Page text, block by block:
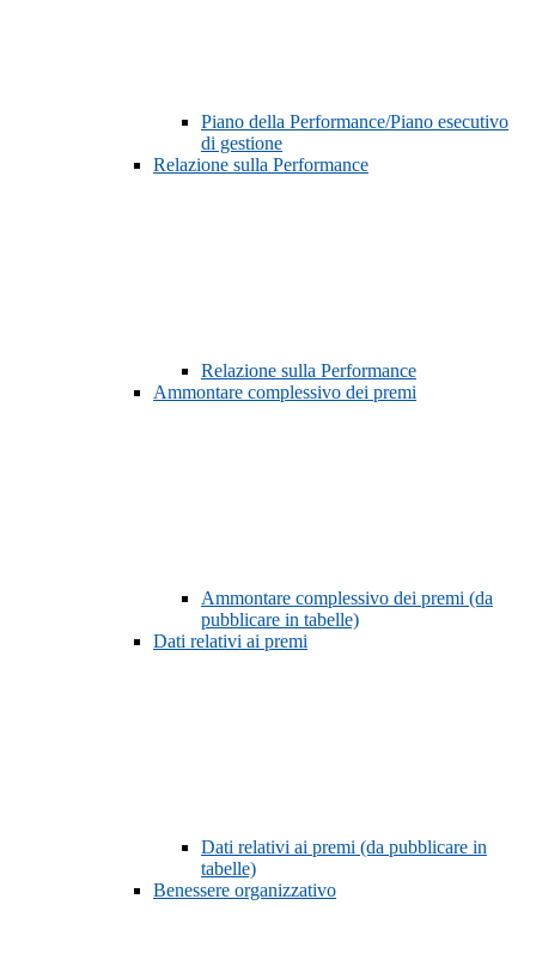
Piano della Performance/Piano esecutivo
di gestione
Relazione sulla Performance
Relazione sulla Performance
Ammontare complessivo dei premi
Ammontare complessivo dei premi (da
pubblicare in tabelle)
Dati relativi ai premi
Dati relativi ai premi (da pubblicare in
tabelle)
Benessere organizzativo